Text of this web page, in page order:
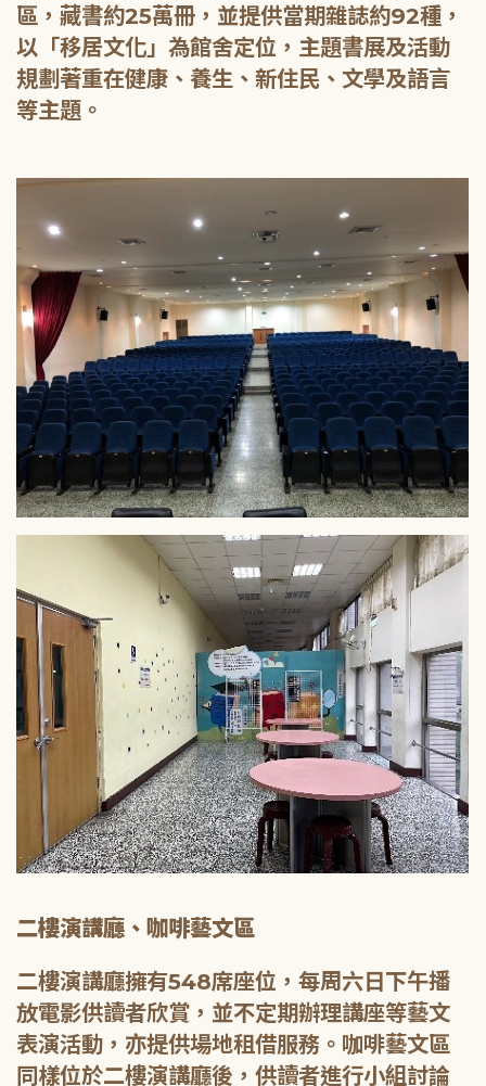
區，藏書約25萬冊，並提供當期雜誌約92種，
以「移居文化」為館舍定位，主題書展及活動
規劃著重在健康、養生、新住民、文學及語言
等主題。
二樓演講廳、咖啡藝文區
二樓演講廳擁有548席座位，每周六日下午播
放電影供讀者欣賞，並不定期辦理講座等藝文
表演活動，亦提供場地租借服務。咖啡藝文區
同樣位於二樓演講廳後，供讀者進行小組討論